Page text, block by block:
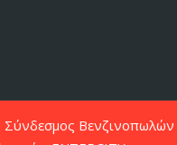
Βενζινοπωλών